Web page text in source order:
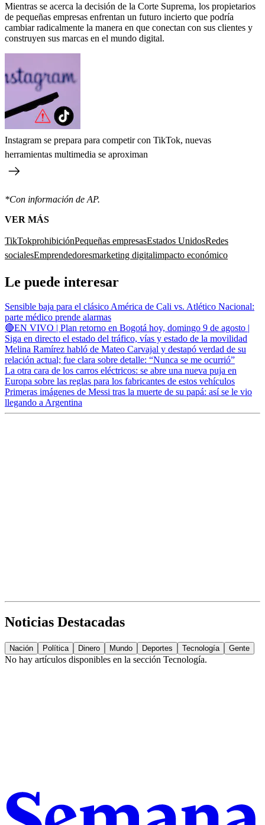
Mientras se acerca la decisión de la Corte Suprema, los propietarios
de pequeñas empresas enfrentan un futuro incierto que podría
cambiar radicalmente la manera en que conectan con sus clientes y
construyen sus marcas en el mundo digital.
Instagram se prepara para competir con TikTok, nuevas
herramientas multimedia se aproximan
*Con información de AP.
VER MÁS
TikTokprohibiciónPequeñas empresasEstados UnidosRedes
socialesEmprendedoresmarketing digitalimpacto económico
Le puede interesar
Sensible baja para el clásico América de Cali vs. Atlético Nacional:
parte médico prende alarmas
🔴EN VIVO | Plan retorno en Bogotá hoy, domingo 9 de agosto |
Siga en directo el estado del tráfico, vías y estado de la movilidad
Melina Ramírez habló de Mateo Carvajal y destapó verdad de su
relación actual; fue clara sobre detalle: “Nunca se me ocurrió”
La otra cara de los carros eléctricos: se abre una nueva puja en
Europa sobre las reglas para los fabricantes de estos vehículos
Primeras imágenes de Messi tras la muerte de su papá: así se le vio
llegando a Argentina
Noticias Destacadas
Nación Política Dinero Mundo Deportes Tecnología Gente
No hay artículos disponibles en la sección Tecnología.